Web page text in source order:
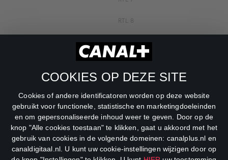
COOKIES OP DEZE SITE
Cookies of andere identificatoren worden op deze website
gebruikt voor functionele, statistische en marketingdoeleinden
en om gepersonaliseerde inhoud weer te geven. Door op de
knop "Alle cookies toestaan" te klikken, gaat u akkoord met het
gebruik van cookies in de volgende domeinen: canalplus.nl en
canaldigitaal.nl. U kunt uw cookie-instellingen wijzigen door op
RTL 8
RTL Z
SBS6
Net5
Veronica
DreamWorks Channel